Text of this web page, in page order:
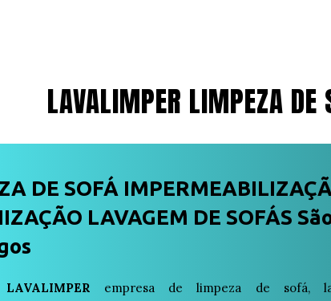
LAVALIMPER LIMPEZA DE
DE SOFÁ
LAVAGEM DE SOFÁS
LAVALIMPER empresa de limpeza de sofá,